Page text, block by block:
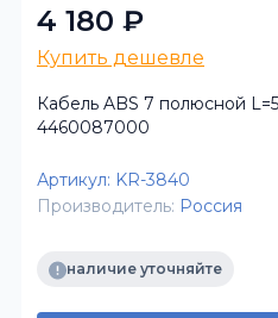
4 180 ₽
Купить дешевле
Кабель ABS 7 полюсной
4460087000
Артикул: KR-3840
Производитель: Россия
наличие уточняйте